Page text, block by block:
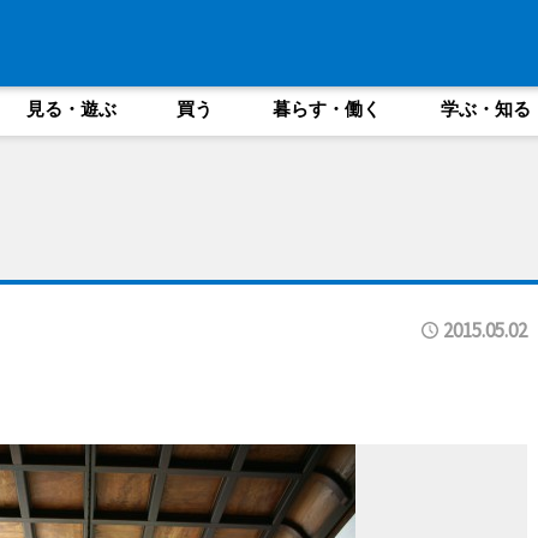
見る・遊ぶ 買う 暮らす・働く 学ぶ・知る
2015.05.02